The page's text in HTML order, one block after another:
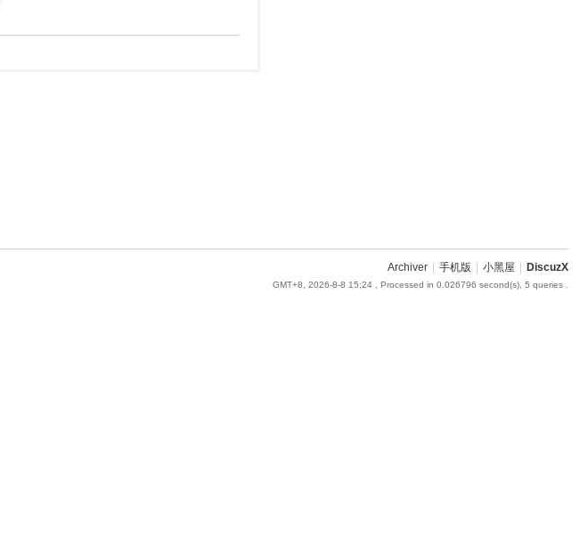
Archiver 手机版 小黑屋 DiscuzX
GMT+8, 2026-8-8 15:24, Processed in 0.026796 second(s), 5 queries .